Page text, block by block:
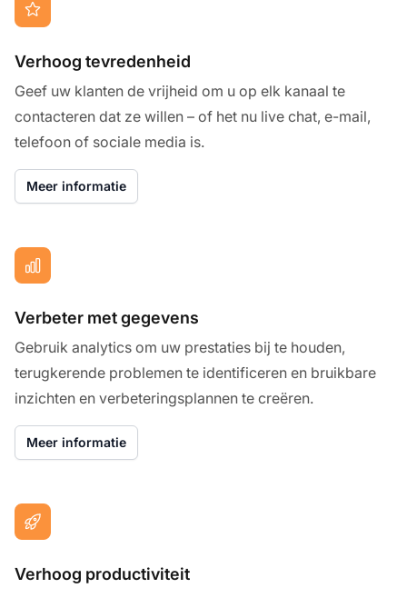
Verhoog tevredenheid
Geef uw klanten de vrijheid om u op elk kanaal te
contacteren dat ze willen – of het nu live chat, e-mail,
telefoon of sociale media is.
Meer informatie
Verbeter met gegevens
Gebruik analytics om uw prestaties bij te houden,
terugkerende problemen te identificeren en bruikbare
inzichten en verbeteringsplannen te creëren.
Meer informatie
Verhoog productiviteit